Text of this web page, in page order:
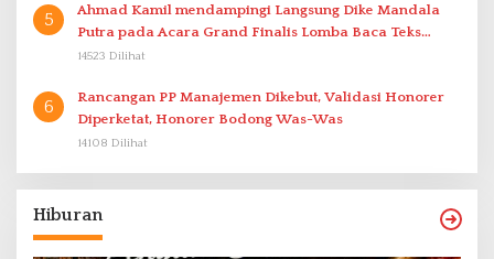
5
Ahmad Kamil mendampingi Langsung Dike Mandala
Putra pada Acara Grand Finalis Lomba Baca Teks
Proklamasi Mirip Bung Karno di Bali
14523 Dilihat
6
Rancangan PP Manajemen Dikebut, Validasi Honorer
Diperketat, Honorer Bodong Was-Was
14108 Dilihat
Hiburan